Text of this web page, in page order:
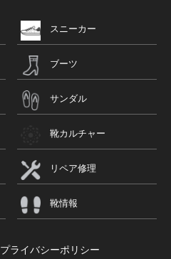
スニーカー
ブーツ
サンダル
靴カルチャー
リペア修理
靴情報
プライバシーポリシー